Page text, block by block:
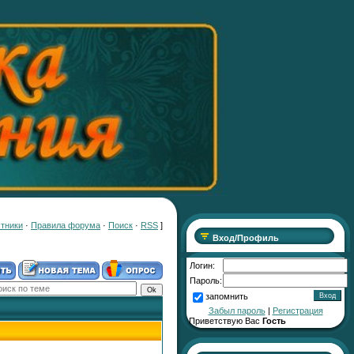
· Правила форума · Поиск · RSS ]
Вход/Профиль
Логин:
Пароль:
запомнить
Забыл пароль| Регистрация
Приветствую Вас Гость